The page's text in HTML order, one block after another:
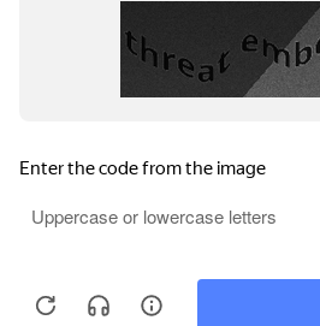
г. Санкт-Петербург,
№ 20, литер Я,
АВРОРА ТЕХ © , 2026. Все
Соглашение на обработку
Политика